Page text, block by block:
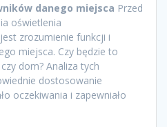
danego miejsca Przed
oświetlenia
zrozumienie funkcji i
miejsca. Czy będzie to
dom? Analiza tych
dostosowanie
oczekiwania i zapewniało